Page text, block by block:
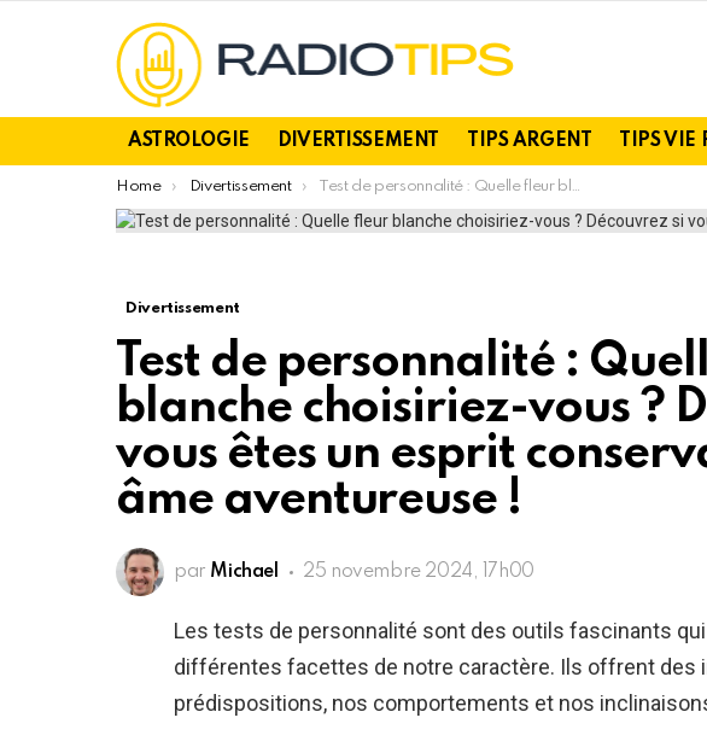
ASTROLOGIE DIVERTISSEMENT TIPS ARGENT TIPS VIE
You are here:
Home Divertissement Test de personnalité : Quelle fleur blanche choisiriez-vous ? Découvrez si vous êtes un esprit conservateur ou une âme aventureuse !
Divertissement
Test de personnalité :
blanche choisiriez-vous ?
vous êtes un esprit
âme aventureuse !
par Michael 25 novembre 2024, 17h00
Les tests de personnalité sont des outils fascinants
différentes facettes de notre caractère. Ils offrent des
prédispositions, nos comportements et nos